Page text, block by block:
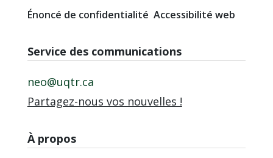
Énoncé de confidentialité Accessibilité web
Service des communications
neo@uqtr.ca
Partagez-nous vos nouvelles !
À propos